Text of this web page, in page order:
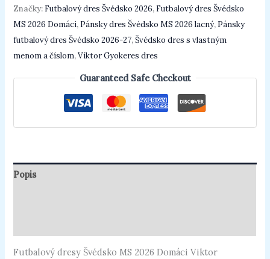
Značky: Futbalový dres Švédsko 2026, Futbalový dres Švédsko
MS 2026 Domáci,Pánsky dres Švédsko MS 2026 lacný,Pánsky
futbalový dres Švédsko 2026-27,Švédsko dres s vlastným
menom a číslom,Viktor Gyokeres dres
Guaranteed Safe Checkout
Popis
Futbalový dresy Švédsko MS 2026 Domáci Viktor